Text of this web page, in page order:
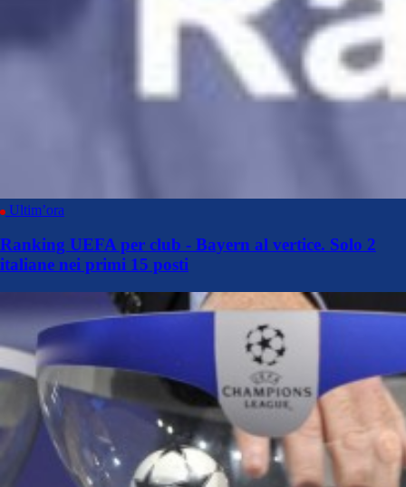
Ultim’ora
Ranking UEFA per club - Bayern al vertice. Solo 2
italiane nei primi 15 posti